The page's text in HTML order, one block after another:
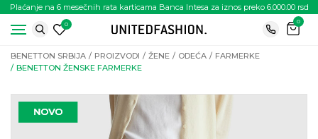
Plaćanje na 6 mesečnih rata karticama Banca Intesa za iznos preko 6.000.00 rsd
0
0
BENETTON SRBIJA PROIZVODI ŽENE ODEĆA
FARMERKE
BENETTON ŽENSKE FARMERKE